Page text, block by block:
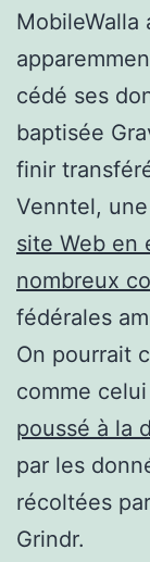
MobileWalla
cédé ses
baptisée
finir
Venntel,
site Web en
nombreux
fédérales
On pourrait
comme
poussé à la
par les
récoltées
Grindr.